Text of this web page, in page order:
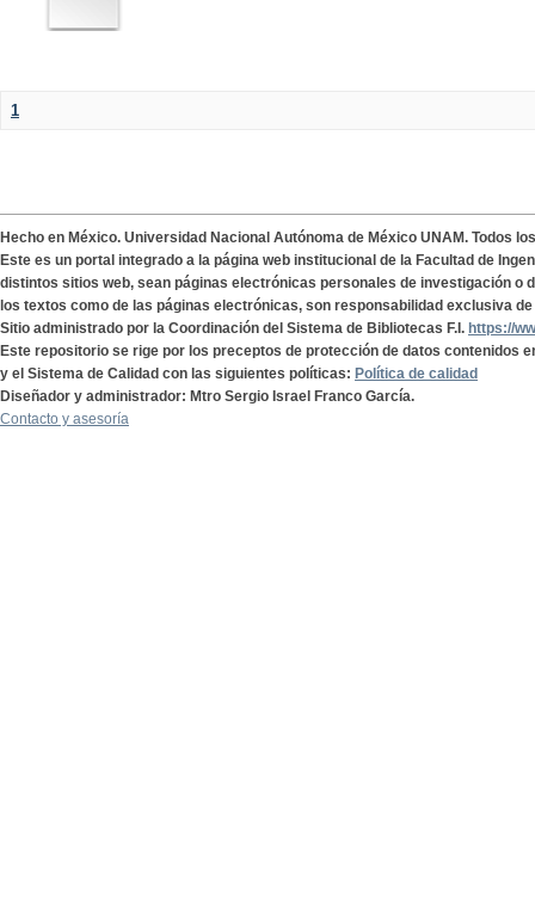
1
Hecho en México. Universidad Nacional Autónoma de México UNAM. Todos
Este es un portal integrado a la página web institucional de la Facultad de
distintos sitios web, sean páginas electrónicas personales de investigación o
los textos como de las páginas electrónicas, son responsabilidad exclusiva
Sitio administrado por la Coordinación del Sistema de Bibliotecas F.I. https://
Este repositorio se rige por los preceptos de protección de datos contenidos
y el Sistema de Calidad con las siguientes políticas: Política de calidad
Diseñador y administrador: Mtro Sergio Israel Franco García.
Contacto y asesoría